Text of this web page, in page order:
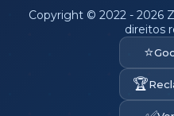
Copyright © 2022 - 2026
direitos
⭐
🏆